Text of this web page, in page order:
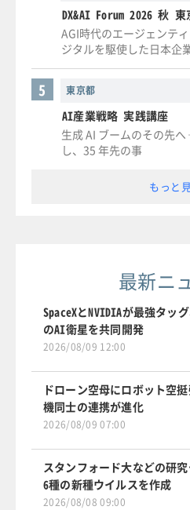
DX&AI Forum 2026 秋 東
AGI時代のエージェンテ
ジタルを駆使した日本企
東京都
5
AI産業戦略 実践講座
生成 AI ブームのその先
し、35 年先の事
もっと
最新ニ
SpaceXとNVIDIAが最強タッ
のAI衛星を共同開発
2026/08/09 12:00
ドローン空母にロボット空
機同士の連携が進化
2026/08/09 07:00
スタンフォード大などの研
6種の新種ウイルスを作成
2026/08/08 09:00